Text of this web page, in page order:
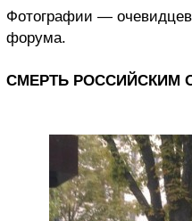
Фотографии —
форума.
СМЕРТЬ РОССИЙСКИМ